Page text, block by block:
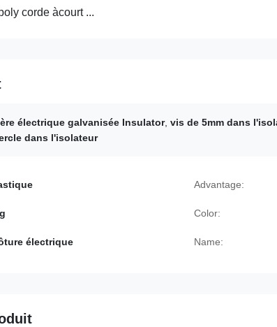
corde àcourt ...
électrique galvanisée Insulator, vis de 5mm dans
dans l'isolateur
Advantage:
Color:
électrique Name: